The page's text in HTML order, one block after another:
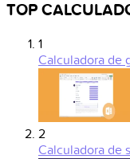
TOP
1
Calculadora de
2
Calculadora de